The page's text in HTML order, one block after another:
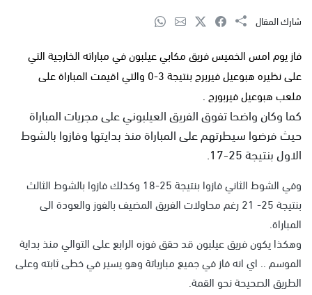
شارك المقال
فاز يوم امس الخميس فريق مكابي عيلبون في مباراته الخارجية التي
على نظيره هبوعيل فيربرج بنتيجة 3-0 والتي اقيمت المباراة على
ملعب هبوعيل فيربورج .
كما وكان واضحا تفوق الفريق العيلبوني على مجريات المباراة
حيث فرضوا سيطرتهم على المباراة منذ بدايتها وفازوا بالشوط
الاول بنتيجة 25-17.
وفي الشوط الثاني فازوا بنتيجة 25-18 وكذلك فازوا بالشوط الثالث
بنتيجة 25- 21 رغم محاولات الفريق المضيف بالفوز والعودة الى
المباراة.
وهكذا يكون فريق عيلبون قد حقق فوزه الرابع على التوالي منذ بداية
الموسم .. اي انه فاز في جميع مبارياتة وهو يسير في خطى ثابته وعلى
الطريق الصحيحة نحو القمة.